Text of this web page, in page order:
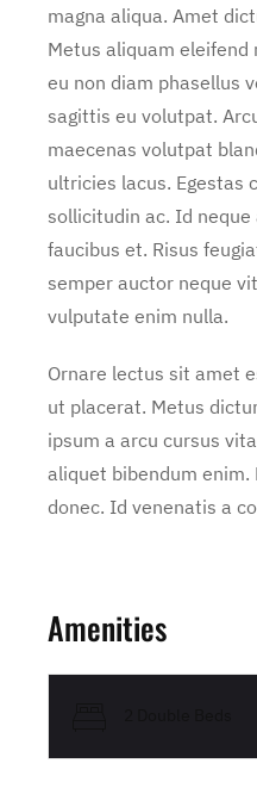
magna aliqua. Amet
Metus aliquam
eu non diam phasellus
sagittis eu volutpat.
maecenas volutpat
ultricies lacus. Egestas
sollicitudin ac. Id
faucibus et. Risus
semper auctor neque
vulputate enim nulla.
Ornare lectus sit amet
ut placerat. Metus
ipsum a arcu cursus
aliquet bibendum enim.
donec. Id venenatis a
Amenities